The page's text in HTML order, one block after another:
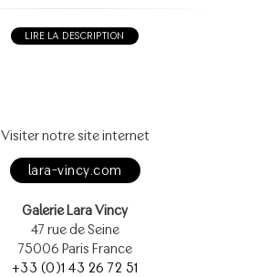
LIRE LA DESCRIPTION
Visiter notre site internet
lara-vincy.com
Galerie Lara Vincy
47 rue de Seine
75006 Paris France
+33 (0)1 43 26 72 51